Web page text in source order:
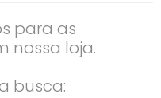
para as
nossa loja.
busca: